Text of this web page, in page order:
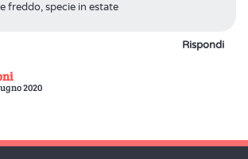
freddo, specie in estate
Rispondi
2020
che ho scritto prima volevo dire posso